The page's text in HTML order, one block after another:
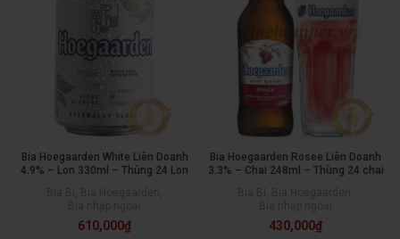
Bia Hoegaarden White Liên Doanh
4.9% – Lon 330ml – Thùng 24 Lon
610,000₫
Bia Hoegaarden Rosee Liên Doanh
3.3% – Chai 248ml – Thùng 24 chai
430,000₫